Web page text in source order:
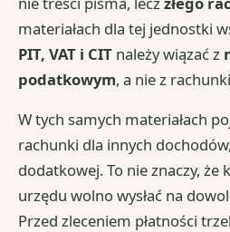
materiałach dla tej jednostki
PIT, VAT i CIT należy wiązać z
podatkowym, a nie z
W tych samych materiałach
rachunki dla innych
dodatkowej. To nie znaczy, że
urzędu wolno wysłać na
Przed zleceniem płatności